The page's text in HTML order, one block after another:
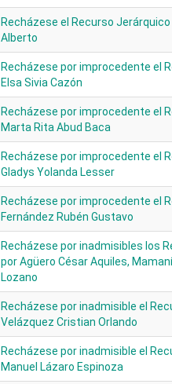
Recházese el Recurso
Alberto
Recházese por improcedente el
Elsa Sivia Cazón
Recházese por improcedente el
Marta Rita Abud Baca
Recházese por improcedente el
Gladys Yolanda Lesser
Recházese por improcedente el
Fernández Rubén Gustavo
Recházese por inadmisibles los
por Agüero César Aquiles,
Lozano
Recházese por inadmisible el
Velázquez Cristian Orlando
Recházese por inadmisible el
Manuel Lázaro Espinoza